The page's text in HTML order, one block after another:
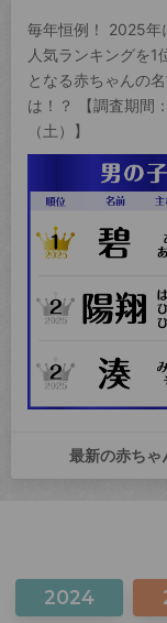
毎年恒例！ 2025年
人気ランキングを1
となる赤ちゃんの
は！？ 【調査期間
（土）】
最新の赤ちゃ
2024